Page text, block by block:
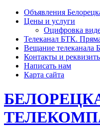
Объявления
Цены и услуги
Оцифровка
Телеканал БТК.
Вещание телеканала
Контакты и
Написать нам
Карта сайта